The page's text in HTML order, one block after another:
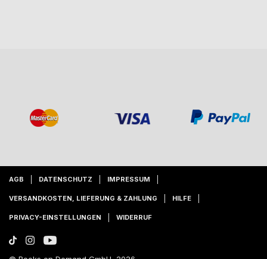
AGB DATENSCHUTZ IMPRESSUM
VERSANDKOSTEN, LIEFERUNG & ZAHLUNG HILFE
PRIVACY-EINSTELLUNGEN WIDERRUF